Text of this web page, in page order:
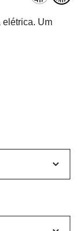
elétrica. Um